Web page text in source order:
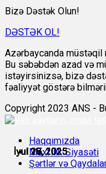
İyul 16, 2025
İyul 17, 2025
İyul 18, 2025
İyul 19, 2025
İyul 27, 2025
İyul 28, 2025
Bizə Dəstək Olun!
DƏSTƏK OL!
Azərbaycanda müstəqil
Bu səbəbdən azad və
istəyirsinizsə, bizə
fəaliyyət göstərə
Copyright 2023 ANS -
Haqqımızda
Məxfilik Siyasəti
Şərtlər və